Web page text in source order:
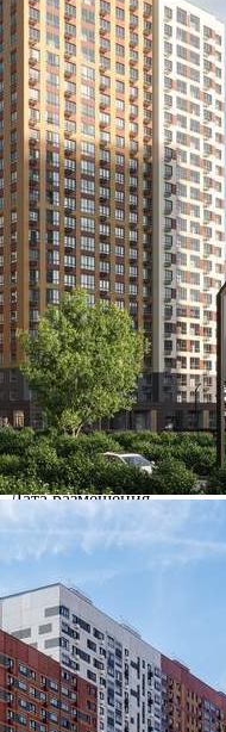
ЮЖНЫЙ
Москва / Московская обл
Получить контакты
Прямая продажа от
площадью 4.9 кв. м на 1-м
Дополнительная скидка
недвижимости: для
скидка до 2%. Скидку
можно получить при
376 (+2)
Навигация
Характеристики
О помещении
Где находится
Контакты
Другие объявления
Характеристики
№ объявления
105082
Дата размещения
27.08.2025
Видное
Адрес
поселок Битца, Южный
Расположено
Этаж
1
Предлагается
Продажа